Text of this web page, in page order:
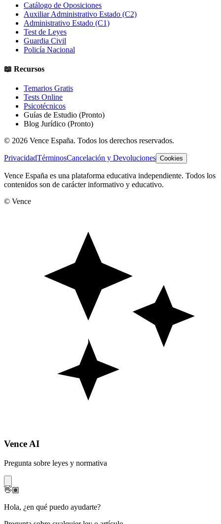
Catálogo de Oposiciones
Auxiliar Administrativo Estado (C2)
Administrativo Estado (C1)
Test de Leyes
Guardia Civil
Policía Nacional
📖 Recursos
Temarios Gratis
Tests Online
Psicotécnicos
Guías de Estudio (Pronto)
Blog Jurídico (Pronto)
© 2026 Vence España. Todos los derechos reservados.
PrivacidadTérminosCancelación y Devoluciones Cookies
Vence España es una plataforma educativa independiente. Todos los
contenidos son de carácter informativo y educativo.
© Vence
Vence AI
Pregunta sobre leyes y normativa
👋🏽
Hola, ¿en qué puedo ayudarte?